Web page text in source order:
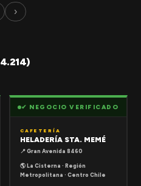
›
✔ NEGOCIO VERIFICADO
CAFETERÍA
HELADERÍA STA. MEMÉ
📍 Gran Avenida 8460
🌎 La Cisterna · Región
Metropolitana · Centro Chile